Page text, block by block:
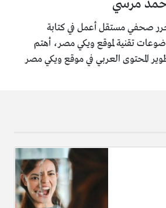
مرسي
صحفي مستقل أعمل في كتابة
تقنية لموقع ويكي مصر، أهتم
المحتوى العربي في موقع ويكي مصر